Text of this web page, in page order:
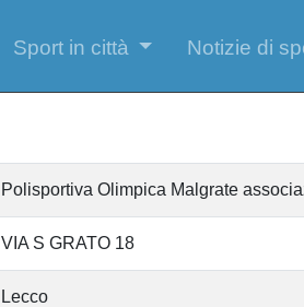
Sport in città Notizie di
Polisportiva Olimpica Malgrate
VIA S GRATO 18
Lecco